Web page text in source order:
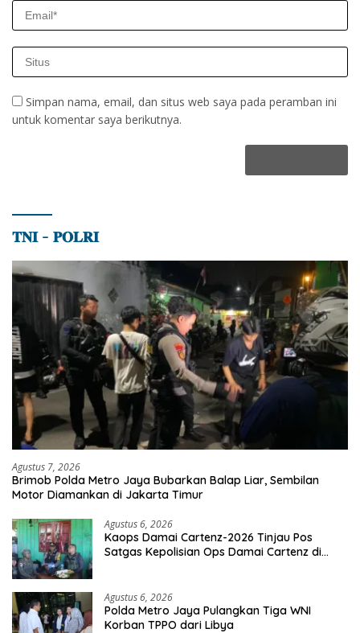
Simpan nama, email, dan situs web saya pada peramban ini
untuk komentar saya berikutnya.
𝐓𝐍𝐈 – 𝐏𝐎𝐋𝐑𝐈
Agustus 7, 2026
Brimob Polda Metro Jaya Bubarkan Balap Liar, Sembilan
Motor Diamankan di Jakarta Timur
Agustus 6, 2026
Kaops Damai Cartenz-2026 Tinjau Pos
Satgas Kepolisian Ops Damai Cartenz di
Agustus 6, 2026
Polda Metro Jaya Pulangkan Tiga WNI
Korban TPPO dari Libya